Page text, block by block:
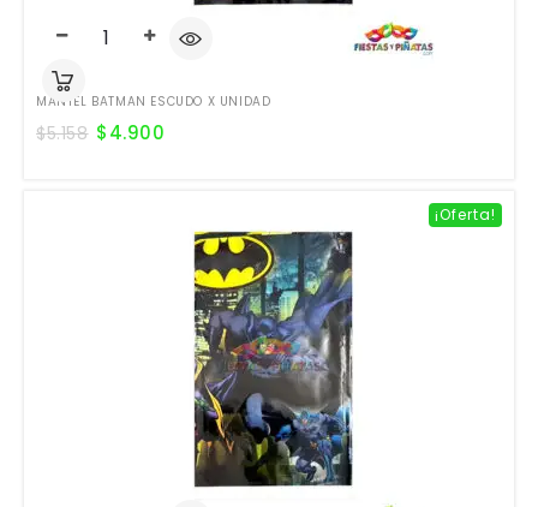
MANTEL BATMAN ESCUDO X UNIDAD
$5.158 $4.900
¡Oferta!